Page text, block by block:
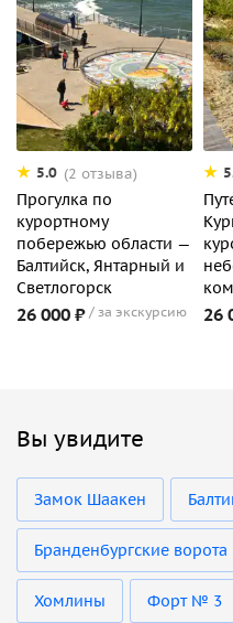
5.0 (2 отзыва)
Прогулка по
курортному
побережью области —
Балтийск, Янтарный и
Светлогорск
26 000 ₽ за экскурсию 26
Вы увидите
Замок Шаакен
Бранденбургские ворота
Хомлины Форт № 3